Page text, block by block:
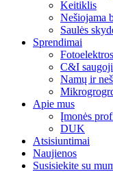
Keitiklis
Nešiojama
Saulės
Sprendimai
C&I
Namų ir
Apie mus
Įmonės
DUK
Atsisiuntimai
Naujienos
Susisiekite su